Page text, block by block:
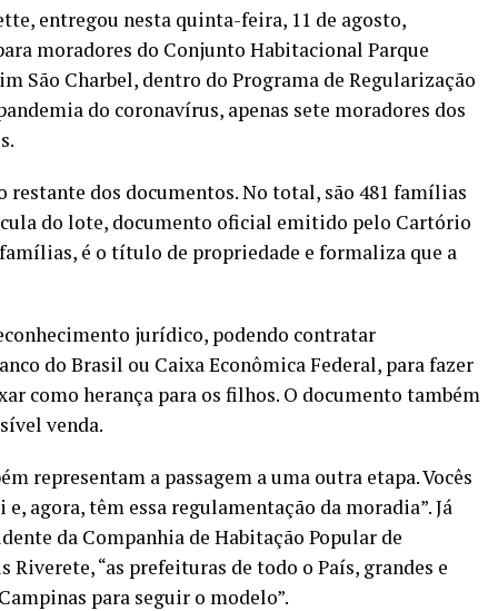
entregou nesta quinta-feira, 11 de agosto,
moradores do Conjunto Habitacional Parque
São Charbel, dentro do Programa de Regularização
do coronavírus, apenas sete moradores dos
restante dos documentos. No total, são 481 famílias
do lote, documento oficial emitido pelo Cartório
é o título de propriedade e formaliza que a
jurídico, podendo contratar
do Brasil ou Caixa Econômica Federal, para fazer
como herança para os filhos. O documento também
venda.
representam a passagem a uma outra etapa. Vocês
agora, têm essa regulamentação da moradia”. Já
da Companhia de Habitação Popular de
“as prefeituras de todo o País, grandes e
para seguir o modelo”.